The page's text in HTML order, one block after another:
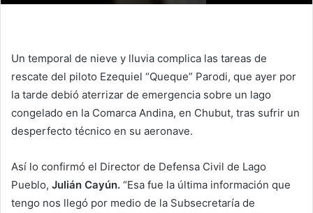
Un temporal de nieve y lluvia complica las tareas de
rescate del piloto Ezequiel “Queque” Parodi, que ayer por
la tarde debió aterrizar de emergencia sobre un lago
congelado en la Comarca Andina, en Chubut, tras sufrir un
desperfecto técnico en su aeronave.
Así lo confirmó el Director de Defensa Civil de Lago
Pueblo, Julián Cayún. “Esa fue la última información que
tengo nos llegó por medio de la Subsecretaría de